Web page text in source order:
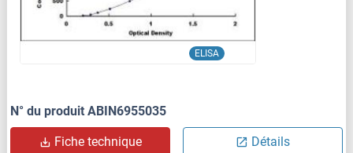
ELISA
N° du produit ABIN6955035
Fiche technique Détails